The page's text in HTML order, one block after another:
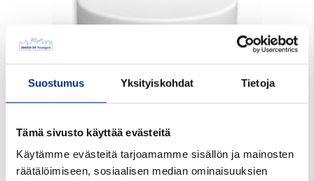
Suostumus Yksityiskohdat Tietoja
Tämä sivusto käyttää evästeitä
Käytämme evästeitä tarjoamamme sisällön ja mainosten
räätälöimiseen, sosiaalisen median ominaisuuksien
Kerromme mielellämme lisätietoa tuotteesta ja sen
Ota yhteyttä myynti@jouco.fi tai soita suoraan